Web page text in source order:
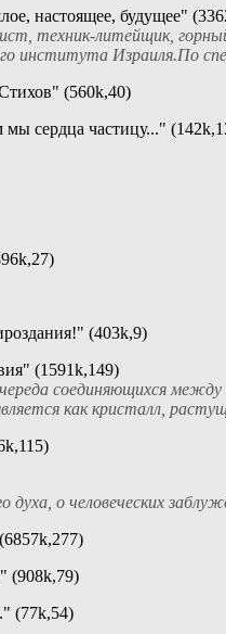
настоящее, будущее"
техник-литейщик,
института Израиля.По
(560k,40)
мы сердца частицу..."
(403k,9)
(1591k,149)
соединяющихся
как кристалл,
о человеческих
(908k,79)
(77k,54)